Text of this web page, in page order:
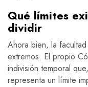
Qué límites
dividir
Ahora bien, la
extremos. El propio
indivisión temporal
representa un límite